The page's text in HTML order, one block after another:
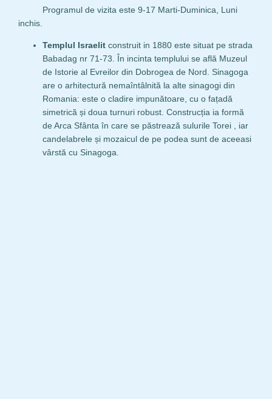
Programul de vizita este 9-17 Marti-Duminica, Luni
inchis.
Templul Israelit construit in 1880 este situat pe strada
Babadag nr 71-73. În incinta templului se află Muzeul
de Istorie al Evreilor din Dobrogea de Nord. Sinagoga
are o arhitectură nemaîntâlnită la alte sinagogi din
Romania: este o cladire impunătoare, cu o fațadă
simetrică și doua turnuri robust. Construcția ia formă
de Arca Sfânta în care se păstrează sulurile Torei , iar
candelabrele și mozaicul de pe podea sunt de aceeasi
vârstă cu Sinagoga.